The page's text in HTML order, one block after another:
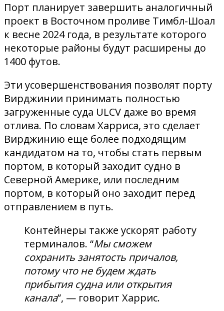
Порт планирует завершить аналогичный
проект в Восточном проливе Тимбл-Шоал
к весне 2024 года, в результате которого
некоторые районы будут расширены до
1400 футов.
Эти усовершенствования позволят порту
Вирджинии принимать полностью
загруженные суда ULCV даже во время
отлива. По словам Харриса, это сделает
Вирджинию еще более подходящим
кандидатом на то, чтобы стать первым
портом, в который заходит судно в
Северной Америке, или последним
портом, в который оно заходит перед
отправлением в путь.
Контейнеры также ускорят работу
терминалов. “Мы сможем
сохранить занятость причалов,
потому что не будем ждать
прибытия судна или открытия
канала”, — говорит Харрис.